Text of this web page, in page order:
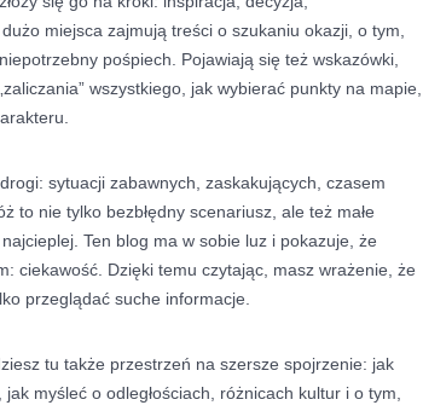
miejsca zajmują treści o szukaniu okazji, o tym,
pośpiech. Pojawiają się też wskazówki,
wszystkiego, jak wybierać punkty na mapie,
sytuacji zabawnych, zaskakujących, czasem
to nie tylko bezbłędny scenariusz, ale też małe
Ten blog ma w sobie luz i pokazuje, że
ciekawość. Dzięki temu czytając, masz wrażenie, że
przeglądać suche informacje.
tu także przestrzeń na szersze spojrzenie: jak
myśleć o odległościach, różnicach kultur i o tym,